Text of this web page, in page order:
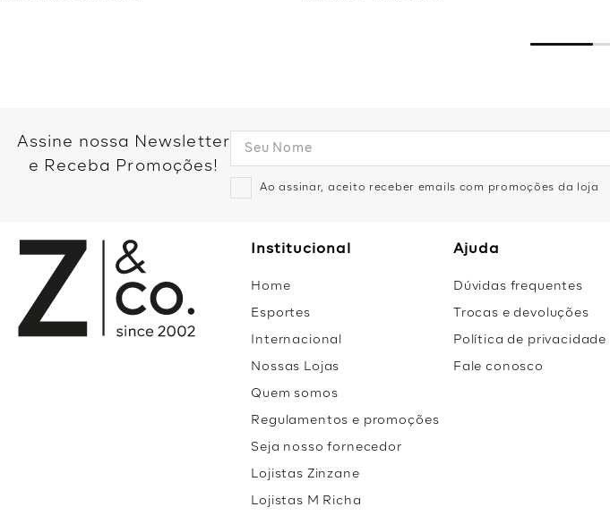
Assine nossa Newsletter
e Receba Promoções!
Ao assinar, aceito receber emails com promoções da loja
Institucional
Home
Esportes
Internacional
Nossas Lojas
Quem somos
Regulamentos e promoções
Seja nosso fornecedor
Lojistas Zinzane
Lojistas M Richa
Ajuda
Dúvidas frequentes
Trocas e devoluções
Política de privacidade
Fale conosco